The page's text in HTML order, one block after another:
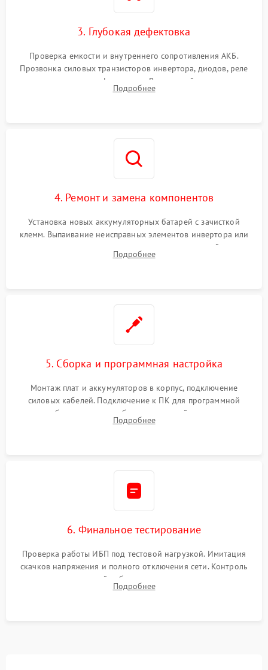
3. Глубокая дефектовка
Проверка емкости и внутреннего сопротивления АКБ.
Прозвонка силовых транзисторов инвертора, диодов, реле
переключения и трансформатора. Визуальный поиск вздутых
конденсаторов и прогаров на печатной плате.
Подробнее
4. Ремонт и замена компонентов
Установка новых аккумуляторных батарей с зачисткой
клемм. Выпаивание неисправных элементов инвертора или
цепи зарядки и монтаж новых радиодеталей.
Восстановление поврежденных токоведущих дорожек и
Подробнее
5. Сборка и программная настройка
Монтаж плат и аккумуляторов в корпус, подключение
силовых кабелей. Подключение к ПК для программной
калибровки констант батареи, настройки порогов
срабатывания AVR и сброса счетчиков старения АКБ.
Подробнее
6. Финальное тестирование
Проверка работы ИБП под тестовой нагрузкой. Имитация
скачков напряжения и полного отключения сети. Контроль
времени автономной работы, температурного режима и
корректности формы выходного сигнала.
Подробнее